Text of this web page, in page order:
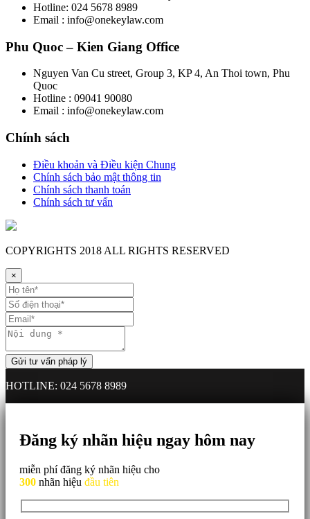
Hotline: 024 5678 8989
Email : info@onekeylaw.com
Phu Quoc – Kien Giang Office
Nguyen Van Cu street, Group 3, KP 4, An Thoi town, Phu
Quoc
Hotline : 09041 90080
Email : info@onekeylaw.com
Chính sách
Điều khoản và Điều kiện Chung
Chính sách bảo mật thông tin
Chính sách thanh toán
Chính sách tư vấn
COPYRIGHTS 2018 ALL RIGHTS RESERVED
×
HOTLINE: 024 5678 8989
Đăng ký nhãn hiệu ngay hôm nay
miễn phí đăng ký nhãn hiệu cho
300 nhãn hiệu đầu tiên